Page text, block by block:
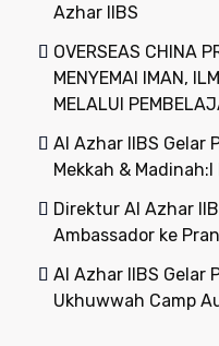
Azhar IIBS
OVERSEAS CHINA
MENYEMAI IMAN,
MELALUI
Al Azhar IIBS Gelar
Mekkah &
Direktur Al Azhar
Ambassador ke
Al Azhar IIBS Gelar
Ukhuwwah Camp